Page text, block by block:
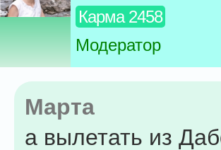
Карма 2458
Модератор
Марта
а вылетать из